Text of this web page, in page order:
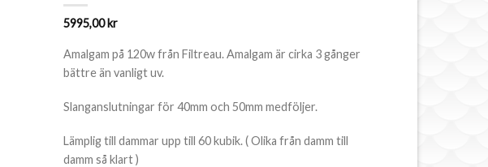
5995,00kr
Amalgam på 120w från Filtreau. Amalgam är cirka 3 gånger
bättre än vanligt uv.
Slanganslutningar för 40mm och 50mm medföljer.
Lämplig till dammar upp till 60 kubik. ( Olika från damm till
damm så klart )